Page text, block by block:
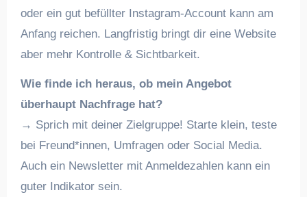
oder ein gut befüllter Instagram-Account kann am
Anfang reichen. Langfristig bringt dir eine Website
aber mehr Kontrolle & Sichtbarkeit.
Wie finde ich heraus, ob mein Angebot
überhaupt Nachfrage hat?
→ Sprich mit deiner Zielgruppe! Starte klein, teste
bei Freund*innen, Umfragen oder Social Media.
Auch ein Newsletter mit Anmeldezahlen kann ein
guter Indikator sein.